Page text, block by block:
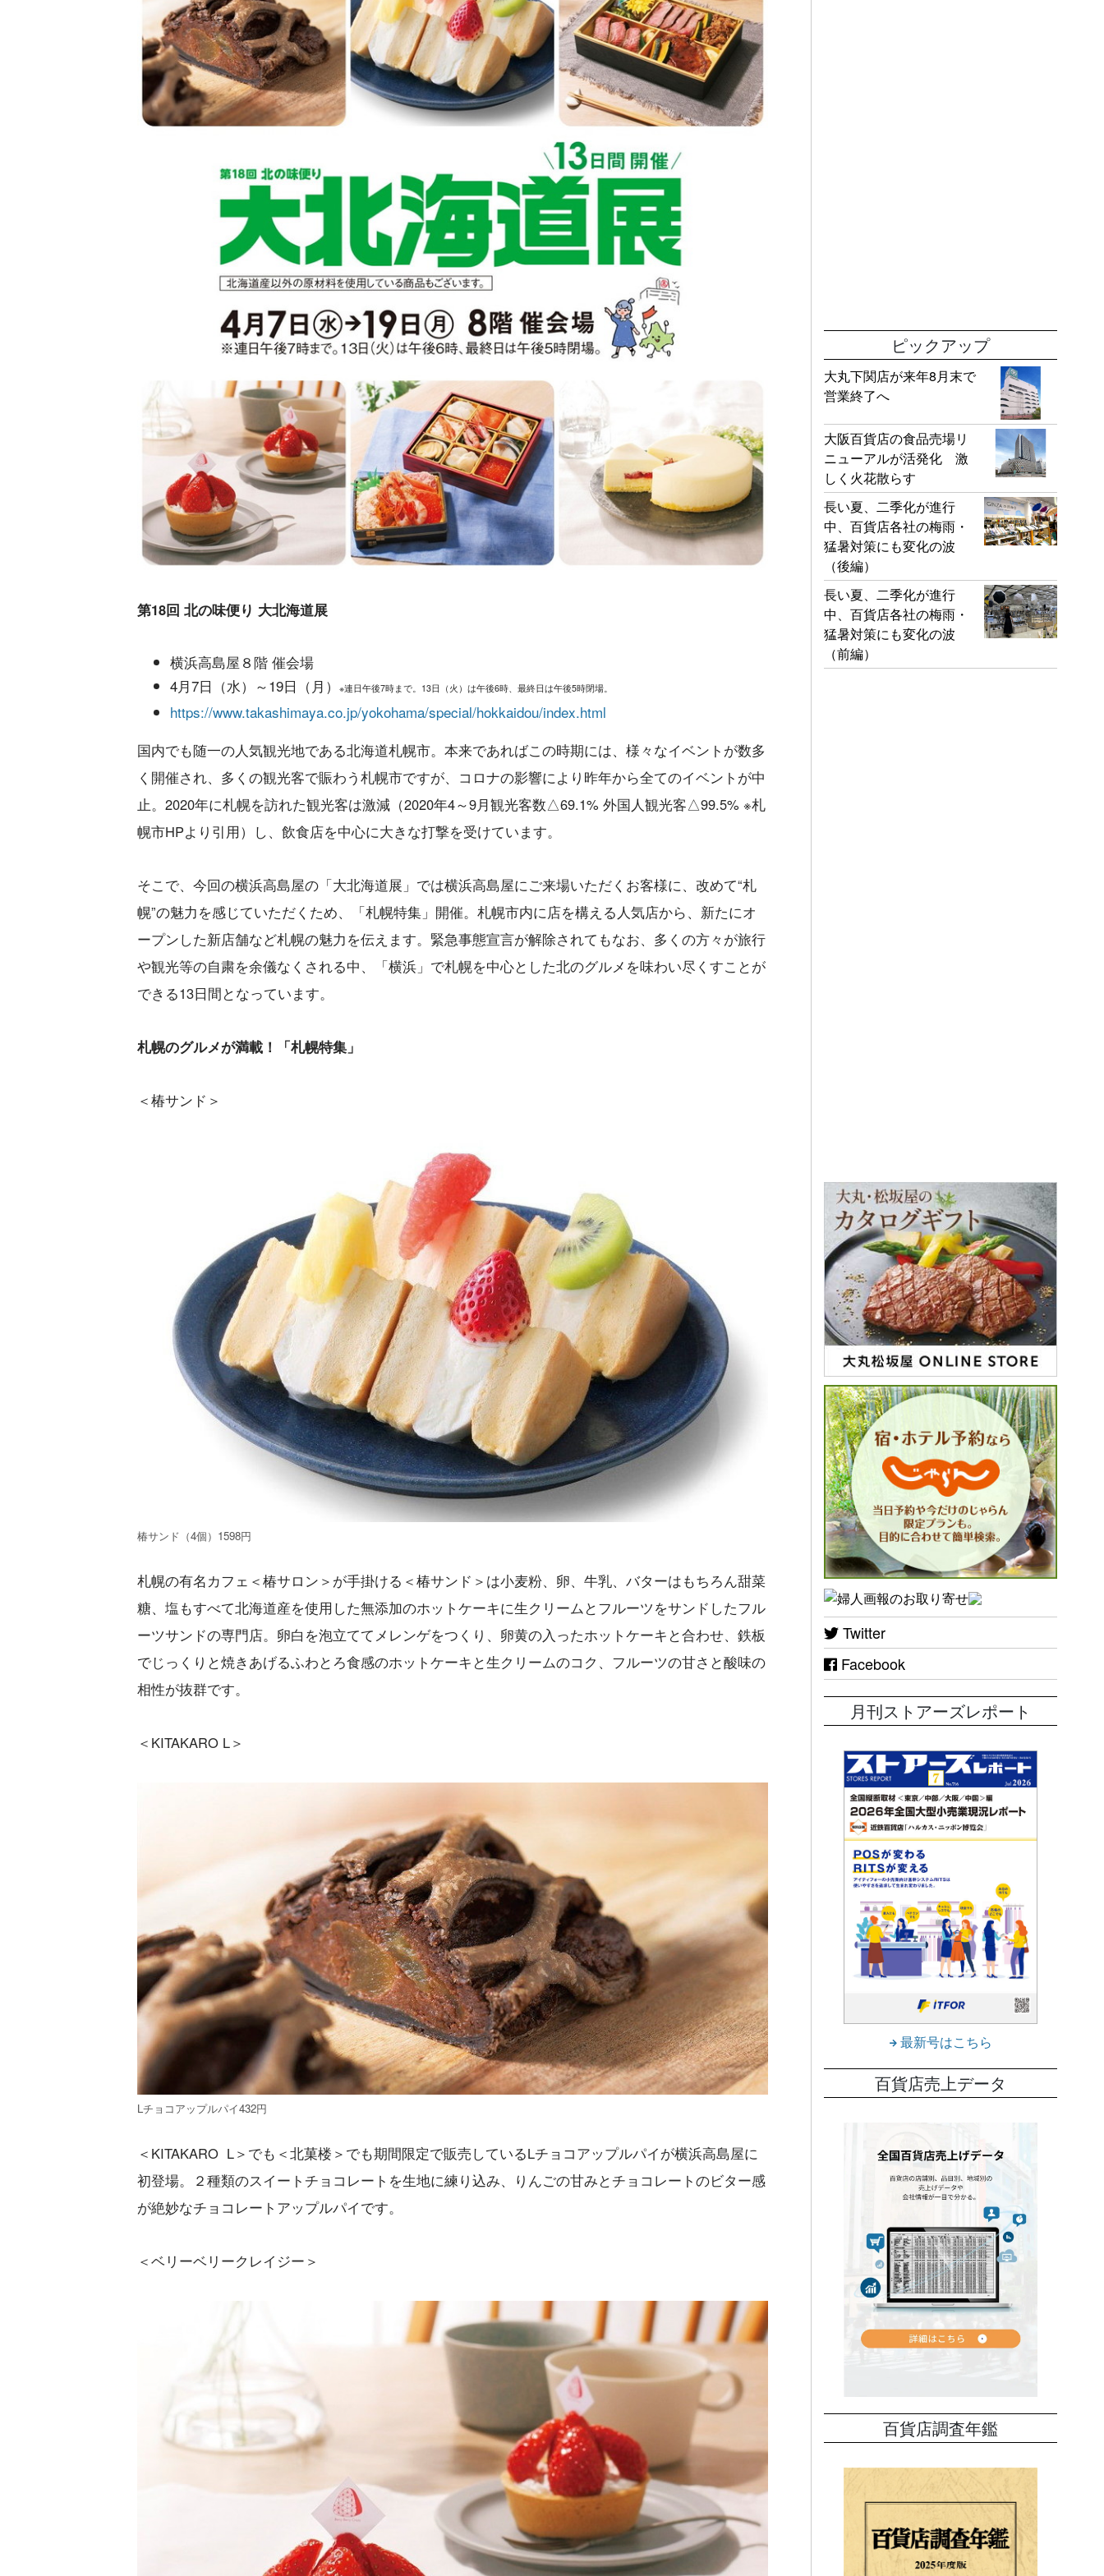
第18回 北の味便り 大北海道展
横浜高島屋８階 催会場
4月7日（水）～19日（月）
※連日午後7時まで。13日（火）は午後6時、最終日は午後5時閉場。
https://www.takashimaya.co.jp/yokohama/special/hokkaidou/index.html
国内でも随一の人気観光地である北海道札幌市。本来であればこの時期には、様々なイベントが数多
く開催され、多くの観光客で賑わう札幌市ですが、コロナの影響により昨年から全てのイベントが中
止。2020年に札幌を訪れた観光客は激減（2020年4～9月観光客数△69.1% 外国人観光客△99.5% ※札
幌市HPより引用）し、飲食店を中心に大きな打撃を受けています。
そこで、今回の横浜高島屋の「大北海道展」では横浜高島屋にご来場いただくお客様に、改めて“札
幌”の魅力を感じていただくため、「札幌特集」開催。札幌市内に店を構える人気店から、新たにオ
ープンした新店舗など札幌の魅力を伝えます。緊急事態宣言が解除されてもなお、多くの方々が旅行
や観光等の自粛を余儀なくされる中、「横浜」で札幌を中心とした北のグルメを味わい尽くすことが
できる13日間となっています。
札幌のグルメが満載！「札幌特集」
＜椿サンド＞
椿サンド（4個）1598円
札幌の有名カフェ＜椿サロン＞が手掛ける＜椿サンド＞は小麦粉、卵、牛乳、バターはもちろん甜菜
糖、塩もすべて北海道産を使用した無添加のホットケーキに生クリームとフルーツをサンドしたフル
ーツサンドの専門店。卵白を泡立ててメレンゲをつくり、卵黄の入ったホットケーキと合わせ、鉄板
でじっくりと焼きあげるふわとろ食感のホットケーキと生クリームのコク、フルーツの甘さと酸味の
相性が抜群です。
＜KITAKARO L＞
Lチョコアップルパイ432円
＜KITAKARO L＞でも＜北菓楼＞でも期間限定で販売しているLチョコアップルパイが横浜高島屋に
初登場。２種類のスイートチョコレートを生地に練り込み、りんごの甘みとチョコレートのビター感
が絶妙なチョコレートアップルパイです。
＜ベリーベリークレイジー＞
ピックアップ
大丸下関店が来年8月末で
営業終了へ
大阪百貨店の食品売場リ
ニューアルが活発化 激
しく火花散らす
長い夏、二季化が進行
中、百貨店各社の梅雨・
猛暑対策にも変化の波
（後編）
長い夏、二季化が進行
中、百貨店各社の梅雨・
猛暑対策にも変化の波
（前編）
Twitter
Facebook
月刊ストアーズレポート
最新号はこちら
百貨店売上データ
百貨店調査年鑑